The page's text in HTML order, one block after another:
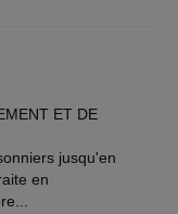
ET DE
jusqu'en
en